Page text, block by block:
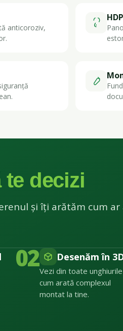
anticoroziv,
te decizi
și îți arătăm cum ar
02 Desenăm în
Vezi din toate unghiurile
cum arată complexul
montat la tine.